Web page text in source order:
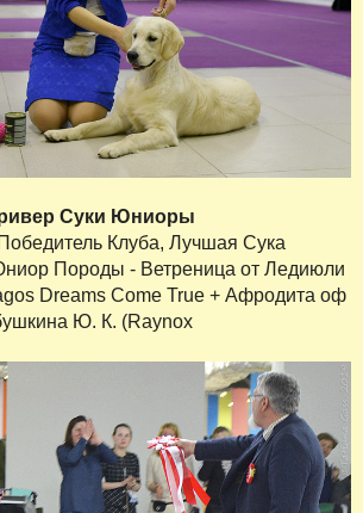
Суки Юниоры
Клуба, Лучшая Сука
Породы - Ветреница от Ледиюли
Dreams Come True + Афродита оф
Ю. К. (Raynox